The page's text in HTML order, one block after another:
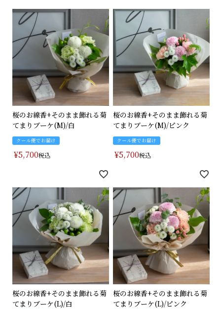
桜のお線香+そのまま飾れる菊
てまりブーケ(M)/白
クール便でお届け
¥5,700税込
桜のお線香+そのまま飾れる菊
てまりブーケ(M)/ピンク
クール便でお届け
¥5,700税込
桜のお線香+そのまま飾れる菊
てまりブーケ(L)/白
桜のお線香+そのまま飾れる菊
てまりブーケ(L)/ピンク